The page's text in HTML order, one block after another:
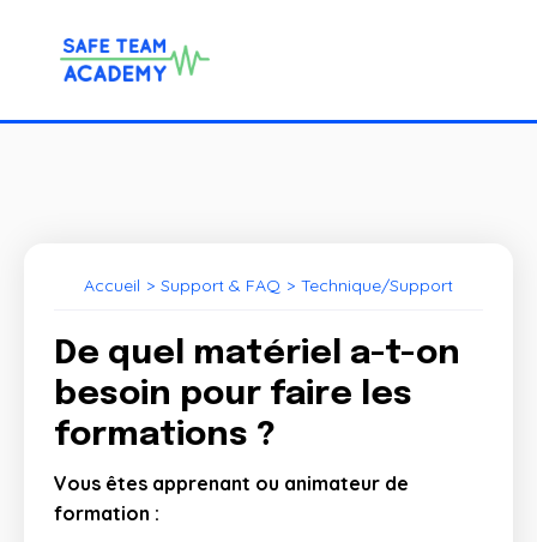
Accueil > Support & FAQ > Technique/Support
De quel matériel a-t-on
besoin pour faire les
formations ?
Vous êtes apprenant ou animateur de
formation :